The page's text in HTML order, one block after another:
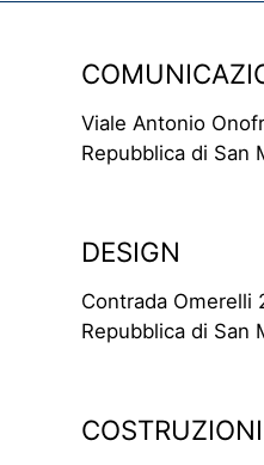
Viale Antonio
Repubblica di San
DESIGN
Contrada Omerelli
Repubblica di San